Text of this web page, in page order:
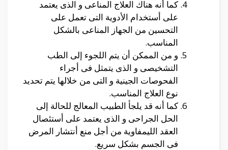
كما أنه هناك العلاج المناعى و الذى يعتمد
على أستخدام الأدوية التى تعمل على
التحسين من الجهاز المناعى بالشكل
المناسب.
و من الممكن أن يتم اللجوء إلى الطب
التشخيصى و الذى يتمثل فى أجراء
الفحوصات الجينية و التى من خلالها يتم تحديد
نوع العلاج المناسب.
كما أنه قد يلجأ الطبيب المعالج للحالة إلى
الحل الجراحى و الذى يعتمد على أستئصال
العقد الليمفاوية من أجل منع أنتشار المرض
فى الجسم بشكل سريع.